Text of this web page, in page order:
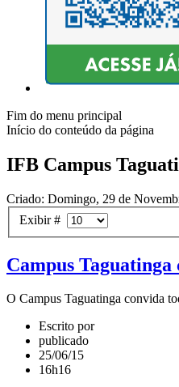
Fim do menu principal
Início do conteúdo da página
IFB Campus
Criado: Domingo, 29 de
Exibir #
Campus
O Campus Taguatinga convida
Escrito por
publicado
25/06/15
16h16